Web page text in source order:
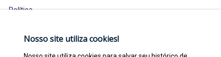
Política
Privacidade
Fale
Nosso site utiliza cookies!